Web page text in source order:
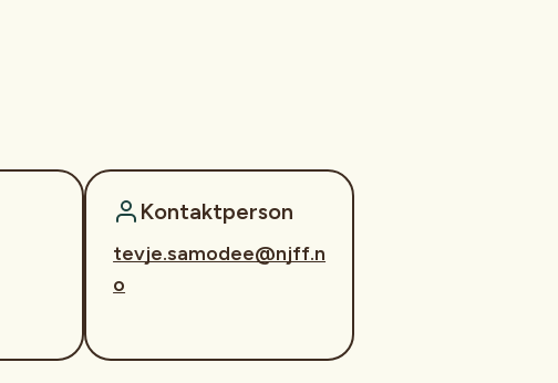
Kontaktperson
tevje.samodee@njff.n
o